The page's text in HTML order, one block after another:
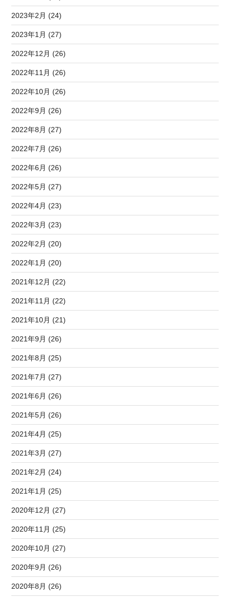
2023年2月 (24)
2023年1月 (27)
2022年12月 (26)
2022年11月 (26)
2022年10月 (26)
2022年9月 (26)
2022年8月 (27)
2022年7月 (26)
2022年6月 (26)
2022年5月 (27)
2022年4月 (23)
2022年3月 (23)
2022年2月 (20)
2022年1月 (20)
2021年12月 (22)
2021年11月 (22)
2021年10月 (21)
2021年9月 (26)
2021年8月 (25)
2021年7月 (27)
2021年6月 (26)
2021年5月 (26)
2021年4月 (25)
2021年3月 (27)
2021年2月 (24)
2021年1月 (25)
2020年12月 (27)
2020年11月 (25)
2020年10月 (27)
2020年9月 (26)
2020年8月 (26)